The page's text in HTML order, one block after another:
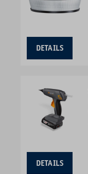
DETAILS
DETAILS